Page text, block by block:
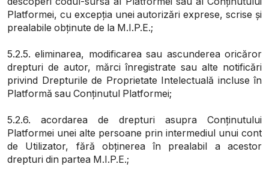
Platformei, cu excepția unei autorizări exprese, scrise și
prealabile obținute de la M.I.P.E.;
5.2.5. eliminarea, modificarea sau ascunderea oricăror
drepturi de autor, mărci înregistrate sau alte notificări
privind Drepturile de Proprietate Intelectuală incluse în
Platformă sau Conținutul Platformei;
5.2.6. acordarea de drepturi asupra Conținutului
Platformei unei alte persoane prin intermediul unui cont
de Utilizator, fără obținerea în prealabil a acestor
drepturi din partea M.I.P.E.;